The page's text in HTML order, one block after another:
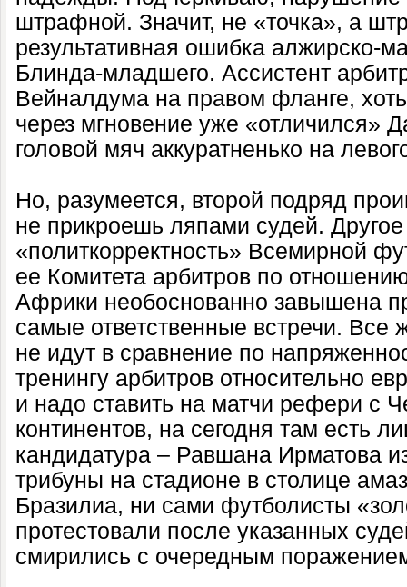
штрафной. Значит, не «точка», а
результативная ошибка алжирско-
Блинда-младшего. Ассистент
Вейналдума на правом фланге,
через мгновение уже «отличился»
головой мяч аккуратненько на
Но, разумеется, второй подряд
не прикроешь ляпами судей.
«политкорректность» Всемирной
ее Комитета арбитров по
Африки необоснованно завышена
самые ответственные встречи.
не идут в сравнение по
тренингу арбитров относительно
и надо ставить на матчи рефери с
континентов, на сегодня там есть
кандидатура – Равшана Ирматова
трибуны на стадионе в столице
Бразилиа, ни сами футболисты
протестовали после указанных
смирились с очередным